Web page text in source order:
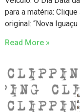
para a matéria:
original: “Nova Iguaçu
Read More »